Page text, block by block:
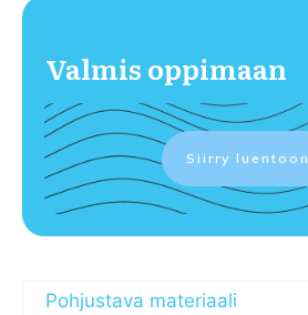
Valmis oppimaan
Siirry luentoon
Pohjustava materiaali